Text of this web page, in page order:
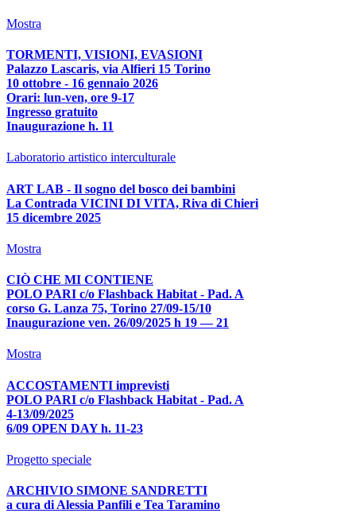
Mostra
TORMENTI, VISIONI, EVASIONI
Palazzo Lascaris, via Alfieri 15 Torino
10 ottobre - 16 gennaio 2026
Orari: lun-ven, ore 9-17
Ingresso gratuito
Inaugurazione h. 11
Laboratorio artistico interculturale
ART LAB - Il sogno del bosco dei bambini
La Contrada VICINI DI VITA, Riva di Chieri
15 dicembre 2025
Mostra
CIÒ CHE MI CONTIENE
POLO PARI c/o Flashback Habitat - Pad. A
corso G. Lanza 75, Torino 27/09-15/10
Inaugurazione ven. 26/09/2025 h 19 — 21
Mostra
ACCOSTAMENTI imprevisti
POLO PARI c/o Flashback Habitat - Pad. A
4-13/09/2025
6/09 OPEN DAY h. 11-23
Progetto speciale
ARCHIVIO SIMONE SANDRETTI
a cura di Alessia Panfili e Tea Taramino